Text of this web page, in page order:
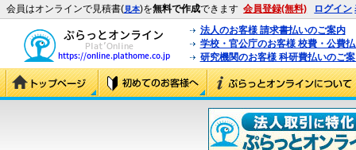
会員はオンラインで見積書(見本)を無料で作成できます 会員登録(無料) ログイン
法人のお客様 請求書払いのご案内
学校・官公庁のお客様 校費・公費
研究機関のお客様 科研費払いのご